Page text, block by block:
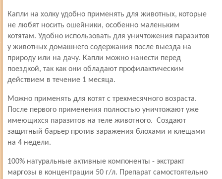
Капли на холку удобно применять для животных, которые
не любят носить ошейники, особенно маленьким
котятам. Удобно использовать для уничтожения паразитов
у животных домашнего содержания после выезда на
природу или на дачу. Капли можно нанести перед
поездкой, так как они обладают профилактическим
действием в течение 1 месяца.
Можно применять для котят c трехмесячного возраста.
После первого применения полностью уничтожают уже
имеющихся паразитов на теле животного. Создают
защитный барьер против заражения блохами и клещами
на 4 недели.
100% натуральные активные компоненты - экстракт
маргозы в концентрации 50 г/л. Препарат самостоятельно